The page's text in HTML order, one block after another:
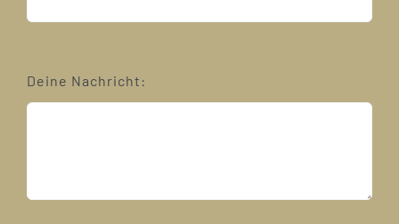
Deine Nachricht: